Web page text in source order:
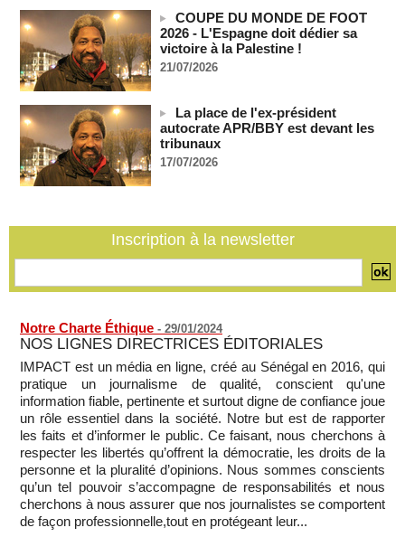
France-Algérie: l'affaire Mehdi Laribi relance la coopération
policière contre le narcotrafic
06/08/2026 -
Guinée : l'absence du président Doumbouya ravive les
tensions politiques
Bénin: le nouveau Sénat élit son premier président
06/08/2026 -
La Centrafrique et le Cameroun apaisent les tensions après
un incident frontalier
COUPE DU MONDE DE FOOT
2026 - L'Espagne doit dédier sa
victoire à la Palestine !
21/07/2026
La place de l'ex-président
autocrate APR/BBY est devant les
tribunaux
17/07/2026
Inscription à la newsletter
Notre Charte Éthique - 29/01/2024
NOS LIGNES DIRECTRICES ÉDITORIALES
IMPACT est un média en ligne, créé au Sénégal en 2016, qui
pratique un journalisme de qualité, conscient qu'une
information fiable, pertinente et surtout digne de confiance joue
un rôle essentiel dans la société. Notre but est de rapporter
les faits et d’informer le public. Ce faisant, nous cherchons à
respecter les libertés qu’offrent la démocratie, les droits de la
personne et la pluralité d’opinions. Nous sommes conscients
qu’un tel pouvoir s’accompagne de responsabilités et nous
cherchons à nous assurer que nos journalistes se comportent
de façon professionnelle,tout en protégeant leur...